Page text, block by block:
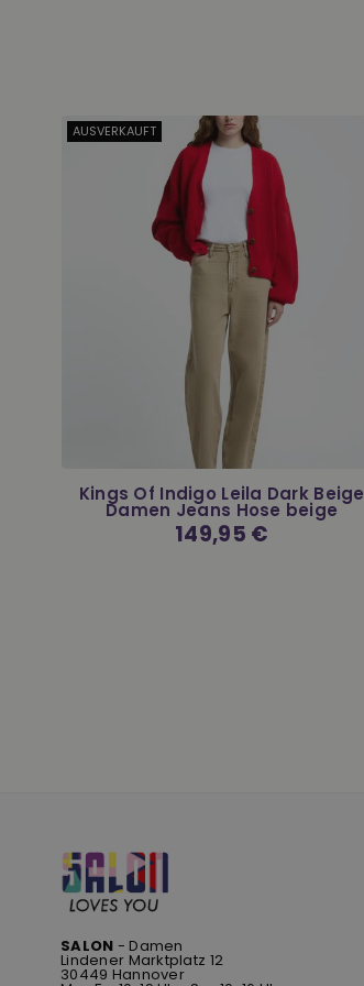
AUSVERKAUFT
Kings Of Indigo Leila Dark Beige
Damen Jeans Hose beige
Normaler
Preis
149,95 €
SALON - Damen
Lindener Marktplatz 12
30449 Hannover